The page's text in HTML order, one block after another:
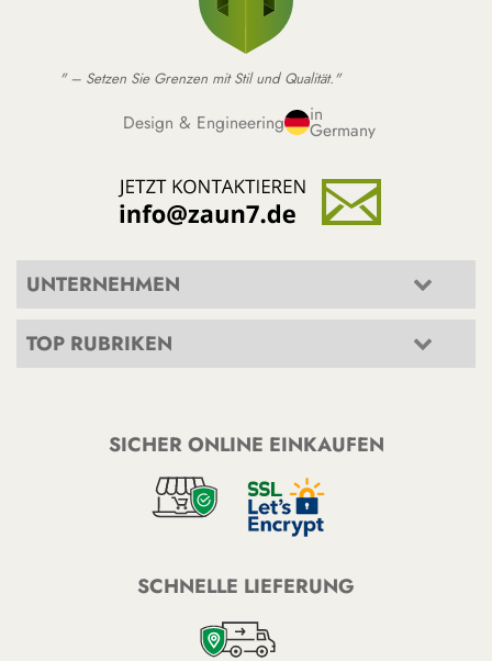
" – Setzen Sie Grenzen mit Stil und Qualität."
Design & Engineering in
Germany
UNTERNEHMEN
TOP RUBRIKEN
SICHER ONLINE EINKAUFEN
SCHNELLE LIEFERUNG